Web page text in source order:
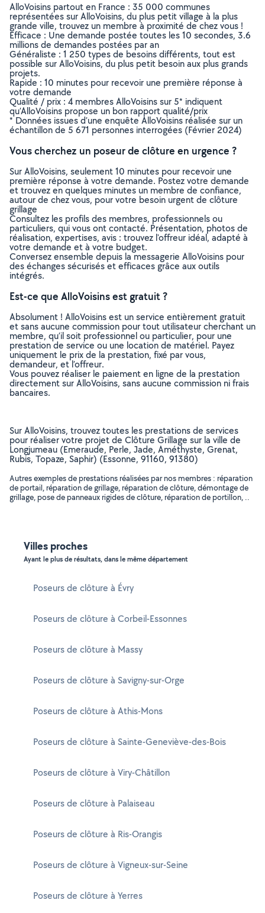
AlloVoisins partout en France : 35 000 communes
représentées sur AlloVoisins, du plus petit village à la plus
grande ville, trouvez un membre à proximité de chez vous !
Efficace : Une demande postée toutes les 10 secondes, 3.6
millions de demandes postées par an
Généraliste : 1 250 types de besoins différents, tout est
possible sur AlloVoisins, du plus petit besoin aux plus grands
projets.
Rapide : 10 minutes pour recevoir une première réponse à
votre demande
Qualité / prix : 4 membres AlloVoisins sur 5* indiquent
qu’AlloVoisins propose un bon rapport qualité/prix
* Données issues d’une enquête AlloVoisins réalisée sur un
échantillon de 5 671 personnes interrogées (Février 2024)
Vous cherchez un poseur de clôture en urgence ?
Sur AlloVoisins, seulement 10 minutes pour recevoir une
première réponse à votre demande. Postez votre demande
et trouvez en quelques minutes un membre de confiance,
autour de chez vous, pour votre besoin urgent de clôture
grillage
Consultez les profils des membres, professionnels ou
particuliers, qui vous ont contacté. Présentation, photos de
réalisation, expertises, avis : trouvez l'offreur idéal, adapté à
votre demande et à votre budget.
Conversez ensemble depuis la messagerie AlloVoisins pour
des échanges sécurisés et efficaces grâce aux outils
intégrés.
Est-ce que AlloVoisins est gratuit ?
Absolument ! AlloVoisins est un service entièrement gratuit
et sans aucune commission pour tout utilisateur cherchant un
membre, qu’il soit professionnel ou particulier, pour une
prestation de service ou une location de matériel. Payez
uniquement le prix de la prestation, fixé par vous,
demandeur, et l’offreur.
Vous pouvez réaliser le paiement en ligne de la prestation
directement sur AlloVoisins, sans aucune commission ni frais
bancaires.
Sur AlloVoisins, trouvez toutes les prestations de services
pour réaliser votre projet de Clôture Grillage sur la ville de
Longjumeau (Emeraude, Perle, Jade, Améthyste, Grenat,
Rubis, Topaze, Saphir) (Essonne, 91160, 91380)
Autres exemples de prestations réalisées par nos membres : réparation
de portail, réparation de grillage, réparation de clôture, démontage de
grillage, pose de panneaux rigides de clôture, réparation de portillon, ..
Villes proches
Ayant le plus de résultats, dans le même département
Poseurs de clôture à Évry
Poseurs de clôture à Corbeil-Essonnes
Poseurs de clôture à Massy
Poseurs de clôture à Savigny-sur-Orge
Poseurs de clôture à Athis-Mons
Poseurs de clôture à Sainte-Geneviève-des-Bois
Poseurs de clôture à Viry-Châtillon
Poseurs de clôture à Palaiseau
Poseurs de clôture à Ris-Orangis
Poseurs de clôture à Vigneux-sur-Seine
Poseurs de clôture à Yerres